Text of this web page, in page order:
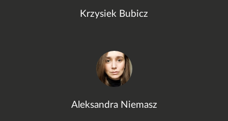
Krzysiek Bubicz
Aleksandra Niemasz